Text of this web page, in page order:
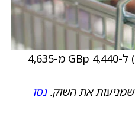
) ל-4,440 GBp מ-4,635
שמניעות את השוק.נסו